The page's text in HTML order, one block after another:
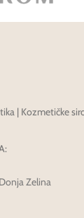
| Kozmetičke
Zelina